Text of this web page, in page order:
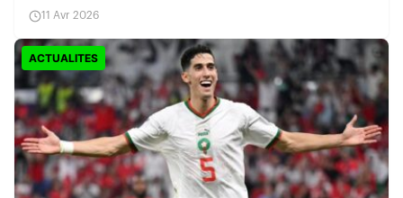
11 Avr 2026
ACTUALITES